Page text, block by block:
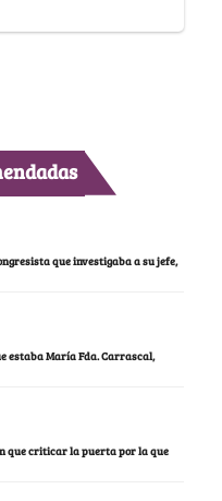
que investigaba a su jefe,
estaba María Fda. Carrascal,
que criticar la puerta por la que